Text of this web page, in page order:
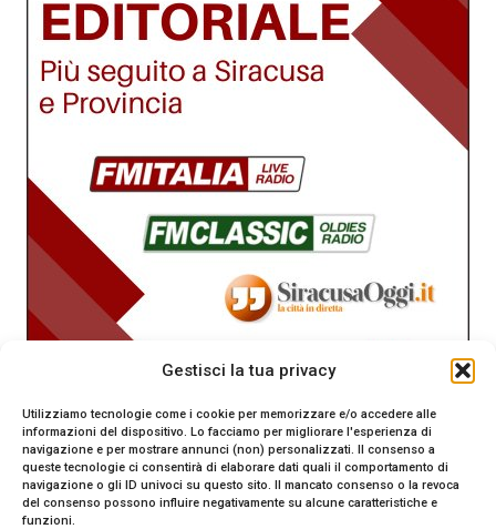
Gestisci la tua privacy
Utilizziamo tecnologie come i cookie per memorizzare e/o accedere alle
informazioni del dispositivo. Lo facciamo per migliorare l'esperienza di
navigazione e per mostrare annunci (non) personalizzati. Il consenso a
queste tecnologie ci consentirà di elaborare dati quali il comportamento di
navigazione o gli ID univoci su questo sito. Il mancato consenso o la revoca
del consenso possono influire negativamente su alcune caratteristiche e
funzioni.